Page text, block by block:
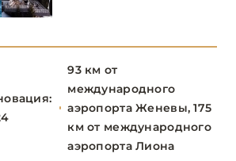
Noémie (Les Chalets du Mont
93 км от
международного
аэропорта Женевы, 175
км от международного
аэропорта Лиона